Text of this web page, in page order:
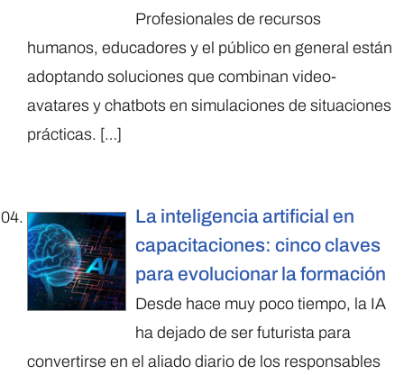
Profesionales de recursos
humanos, educadores y el público en general están
adoptando soluciones que combinan video-
avatares y chatbots en simulaciones de situaciones
prácticas. […]
La inteligencia artificial en
capacitaciones: cinco claves
para evolucionar la formación
Desde hace muy poco tiempo, la IA
ha dejado de ser futurista para
convertirse en el aliado diario de los responsables